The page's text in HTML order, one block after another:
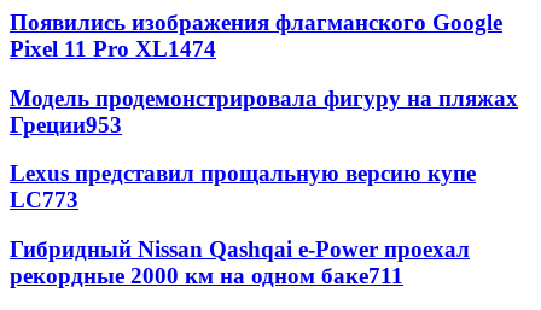
Появились изображения флагманского Google
Pixel 11 Pro XL1474
Модель продемонстрировала фигуру на пляжах
Греции953
Lexus представил прощальную версию купе
LC773
Гибридный Nissan Qashqai e-Power проехал
рекордные 2000 км на одном баке711